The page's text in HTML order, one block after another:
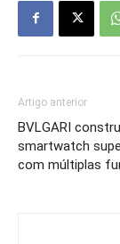
Artigo anterior
BVLGARI
smartwatch
com múltiplas